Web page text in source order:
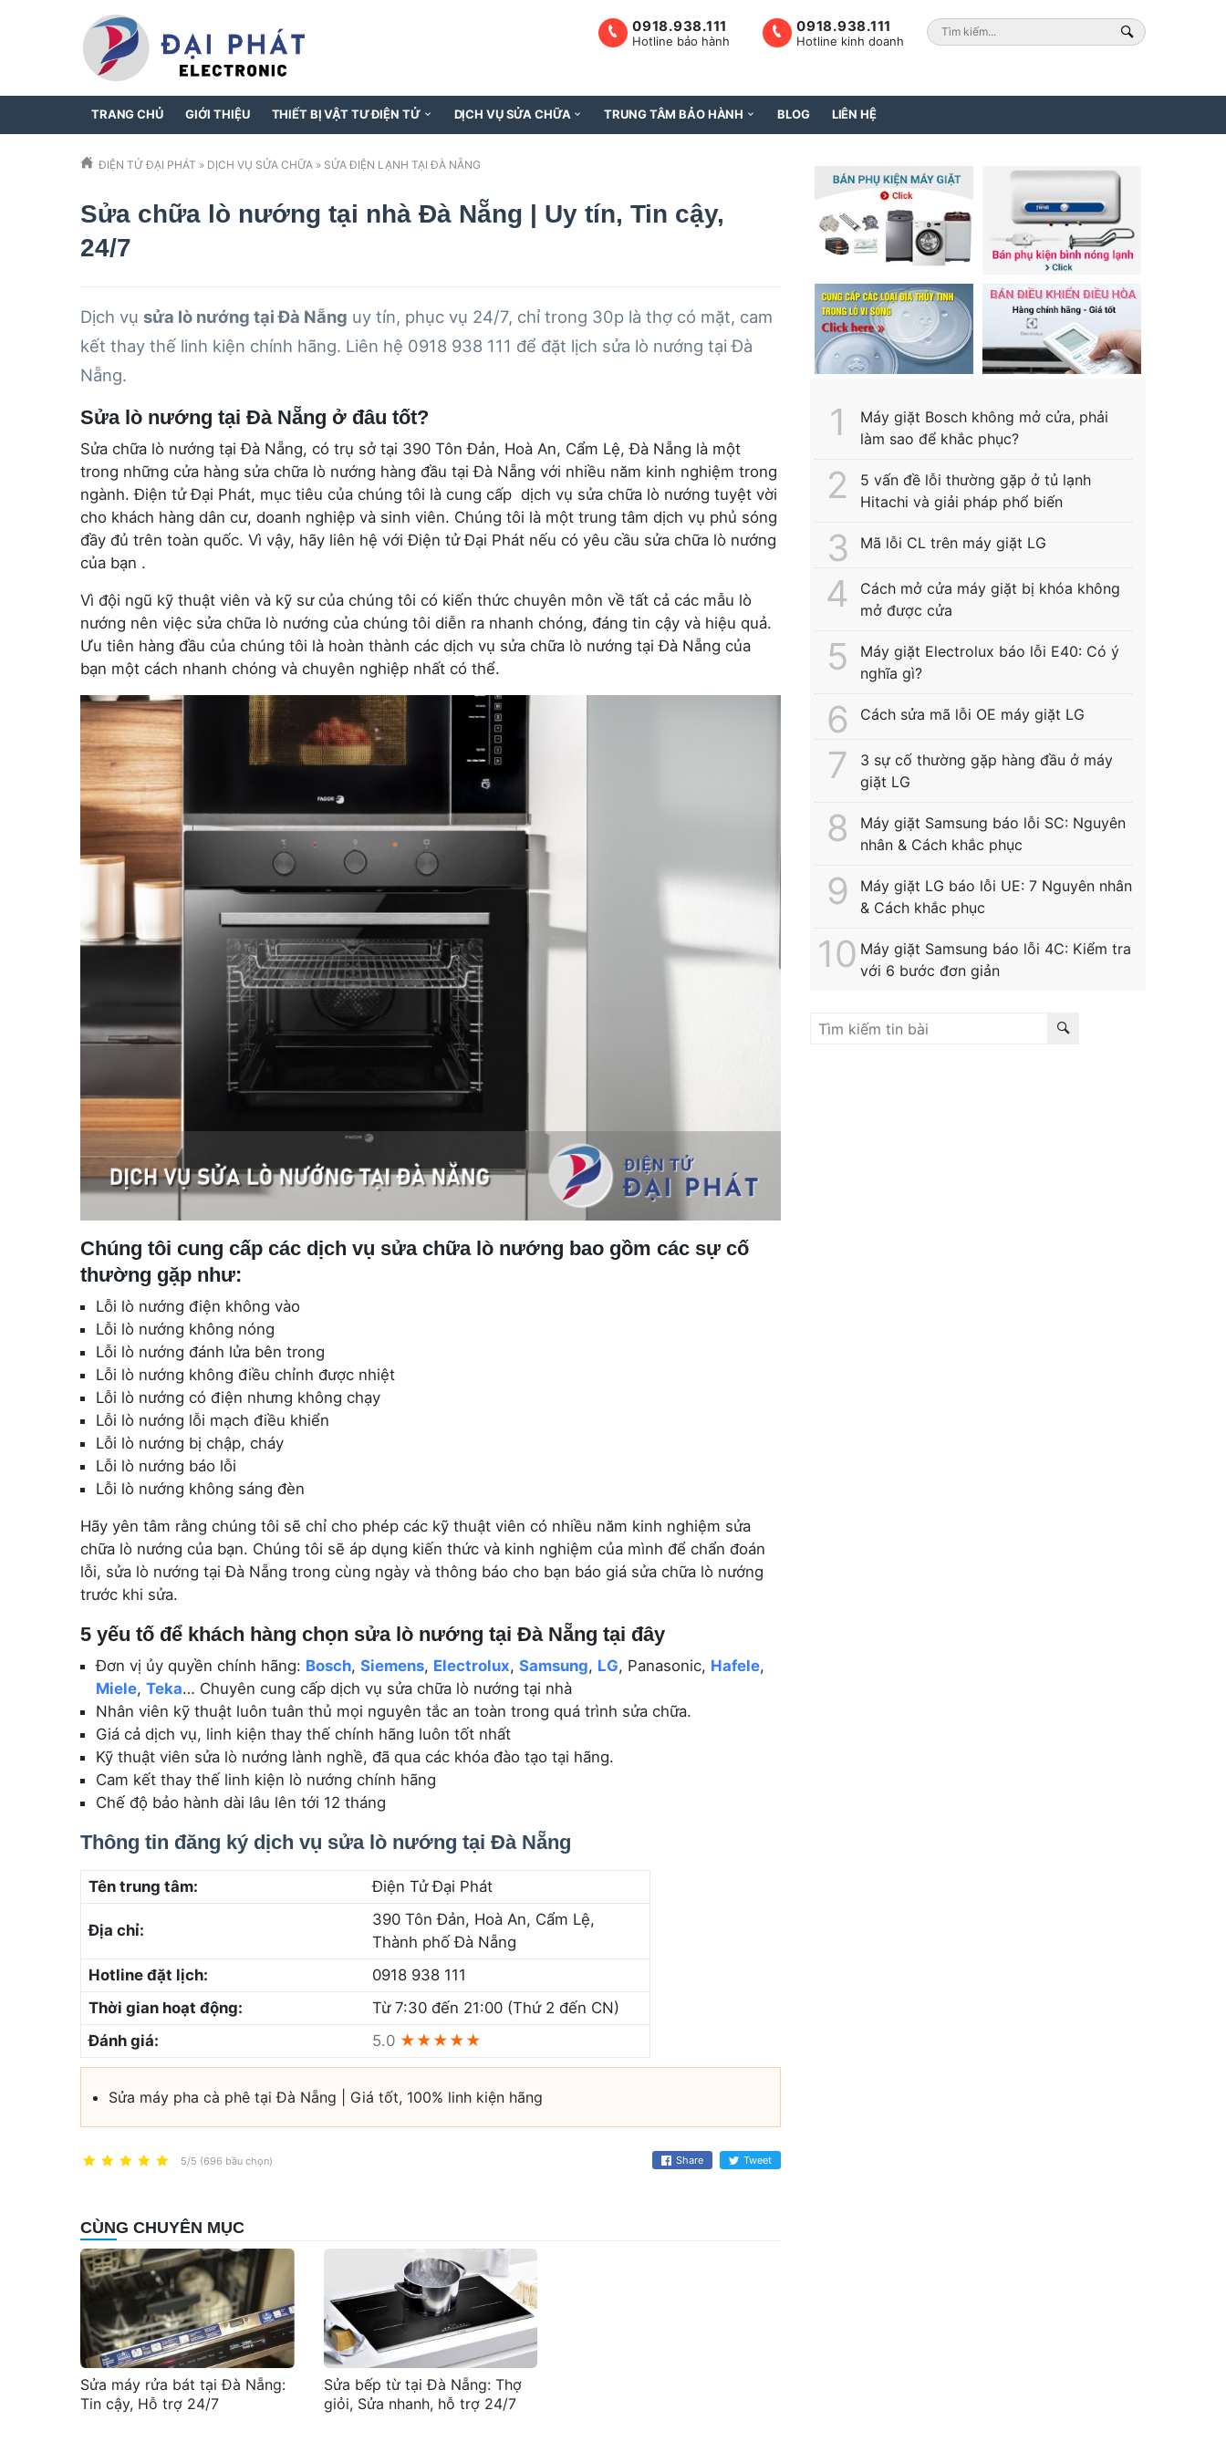
0918.938.111
Hotline kinh doanh
0918.938.111
Hotline bảo hành
TRANG CHỦ GIỚI THIỆU THIẾT BỊ VẬT TƯ ĐIỆN TỬ DỊCH VỤ SỬA CHỮA TRUNG TÂM BẢO HÀNH BLOG LIÊN HỆ
ĐIỆN TỬ ĐẠI PHÁT » DỊCH VỤ SỬA CHỮA » SỬA ĐIỆN LẠNH TẠI ĐÀ NẴNG
Sửa chữa lò nướng tại nhà Đà Nẵng | Uy tín, Tin cậy,
24/7
Dịch vụ sửa lò nướng tại Đà Nẵng uy tín, phục vụ 24/7, chỉ trong 30p là thợ có mặt, cam
kết thay thế linh kiện chính hãng. Liên hệ 0918 938 111 để đặt lịch sửa lò nướng tại Đà
Nẵng.
Sửa lò nướng tại Đà Nẵng ở đâu tốt?
Sửa chữa lò nướng tại Đà Nẵng, có trụ sở tại 390 Tôn Đản, Hoà An, Cẩm Lệ, Đà Nẵng là một
trong những cửa hàng sửa chữa lò nướng hàng đầu tại Đà Nẵng với nhiều năm kinh nghiệm trong
ngành. Điện tử Đại Phát, mục tiêu của chúng tôi là cung cấp dịch vụ sửa chữa lò nướng tuyệt vời
cho khách hàng dân cư, doanh nghiệp và sinh viên. Chúng tôi là một trung tâm dịch vụ phủ sóng
đầy đủ trên toàn quốc. Vì vậy, hãy liên hệ với Điện tử Đại Phát nếu có yêu cầu sửa chữa lò nướng
của bạn .
Vì đội ngũ kỹ thuật viên và kỹ sư của chúng tôi có kiến ​​thức chuyên môn về tất cả các mẫu lò
nướng nên việc sửa chữa lò nướng của chúng tôi diễn ra nhanh chóng, đáng tin cậy và hiệu quả.
Ưu tiên hàng đầu của chúng tôi là hoàn thành các dịch vụ sửa chữa lò nướng tại Đà Nẵng của
bạn một cách nhanh chóng và chuyên nghiệp nhất có thể.
Chúng tôi cung cấp các dịch vụ sửa chữa lò nướng bao gồm các sự cố
thường gặp như:
Lỗi lò nướng điện không vào
Lỗi lò nướng không nóng
Lỗi lò nướng đánh lửa bên trong
Lỗi lò nướng không điều chỉnh được nhiệt
Lỗi lò nướng có điện nhưng không chạy
Lỗi lò nướng lỗi mạch điều khiển
Lỗi lò nướng bị chập, cháy
Lỗi lò nướng báo lỗi
Lỗi lò nướng không sáng đèn
Hãy yên tâm rằng chúng tôi sẽ chỉ cho phép các kỹ thuật viên có nhiều năm kinh nghiệm sửa
chữa lò nướng của bạn. Chúng tôi sẽ áp dụng kiến ​​thức và kinh nghiệm của mình để chẩn đoán
lỗi, sửa lò nướng tại Đà Nẵng trong cùng ngày và thông báo cho bạn báo giá sửa chữa lò nướng
trước khi sửa.
5 yếu tố để khách hàng chọn sửa lò nướng tại Đà Nẵng tại đây
Đơn vị ủy quyền chính hãng: Bosch, Siemens, Electrolux, Samsung, LG, Panasonic, Hafele,
Miele, Teka… Chuyên cung cấp dịch vụ sửa chữa lò nướng tại nhà
Nhân viên kỹ thuật luôn tuân thủ mọi nguyên tắc an toàn trong quá trình sửa chữa.
Giá cả dịch vụ, linh kiện thay thế chính hãng luôn tốt nhất
Kỹ thuật viên sửa lò nướng lành nghề, đã qua các khóa đào tạo tại hãng.
Cam kết thay thế linh kiện lò nướng chính hãng
Chế độ bảo hành dài lâu lên tới 12 tháng
Thông tin đăng ký dịch vụ sửa lò nướng tại Đà Nẵng
Tên trung tâm: Điện Tử Đại Phát
Địa chỉ:
390 Tôn Đản, Hoà An, Cẩm Lệ,
Thành phố Đà Nẵng
Hotline đặt lịch:
0918 938 111
Thời gian hoạt động:
Từ 7:30 đến 21:00 (Thứ 2 đến CN)
Đánh giá:
5.0 ★★★★★
Sửa máy pha cà phê tại Đà Nẵng | Giá tốt, 100% linh kiện hãng
5/5 (696 bầu chọn) Share Tweet
CÙNG CHUYÊN MỤC
Sửa máy rửa bát tại Đà Nẵng:
Tin cậy, Hỗ trợ 24/7
Sửa bếp từ tại Đà Nẵng: Thợ
giỏi, Sửa nhanh, hỗ trợ 24/7
Máy giặt Bosch không mở cửa, phải
làm sao để khắc phục?
5 vấn đề lỗi thường gặp ở tủ lạnh
Hitachi và giải pháp phổ biến
Mã lỗi CL trên máy giặt LG
Cách mở cửa máy giặt bị khóa không
mở được cửa
Máy giặt Electrolux báo lỗi E40: Có ý
nghĩa gì?
Cách sửa mã lỗi OE máy giặt LG
3 sự cố thường gặp hàng đầu ở máy
giặt LG
Máy giặt Samsung báo lỗi SC: Nguyên
nhân & Cách khắc phục
Máy giặt LG báo lỗi UE: 7 Nguyên nhân
& Cách khắc phục
Máy giặt Samsung báo lỗi 4C: Kiểm tra
với 6 bước đơn giản